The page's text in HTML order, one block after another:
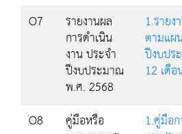
O7
รายงานผล
การดำเนิน
งาน ประจำ
ปีงบประมาณ
พ.ศ. 2568
1.ราย
ตามแผ
ปีงบปร
12 เดือ
O8 คู่มือหรือ 1.คู่มือ